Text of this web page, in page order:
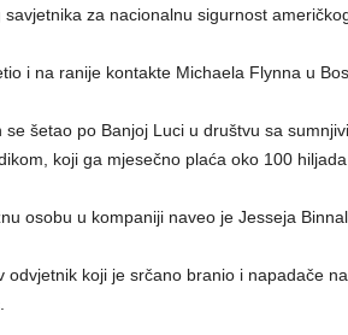
savjetnika za nacionalnu sigurnost
i na ranije kontakte Michaela Flynna u
se šetao po Banjoj Luci u društvu sa
koji ga mjesečno plaća oko 100
osobu u kompaniji naveo je Jesseja
odvjetnik koji je srčano branio i napadače